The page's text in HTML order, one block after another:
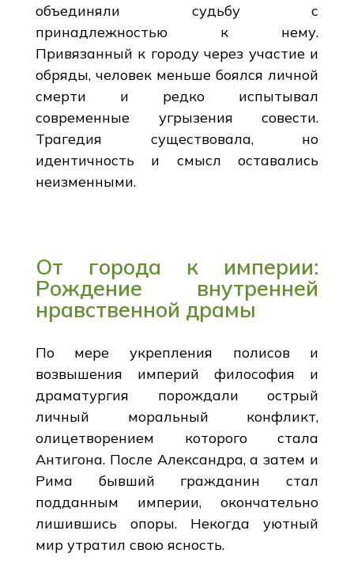
объединяли судьбу с
принадлежностью к нему.
Привязанный к городу через участие и
обряды, человек меньше боялся личной
смерти и редко испытывал
современные угрызения совести.
Трагедия существовала, но
идентичность и смысл оставались
неизменными.
От города к империи:
Рождение внутренней
нравственной драмы
По мере укрепления полисов и
возвышения империй философия и
драматургия порождали острый
личный моральный конфликт,
олицетворением которого стала
Антигона. После Александра, а затем и
Рима бывший гражданин стал
подданным империи, окончательно
лишившись опоры. Некогда уютный
мир утратил свою ясность.